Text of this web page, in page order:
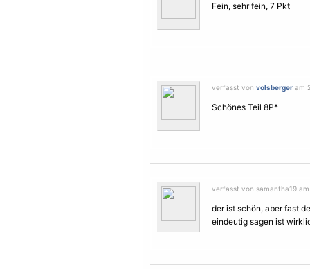
Fein, sehr fein, 7 Pkt
verfasst von volsberger am
Schönes Teil 8P*
verfasst von samantha19
der ist schön, aber fast
eindeutig sagen ist